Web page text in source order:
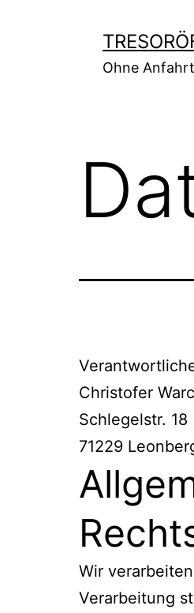
Ohne
Christofer
Schlegelstr. 18
71229
Wir
Verarbeitung